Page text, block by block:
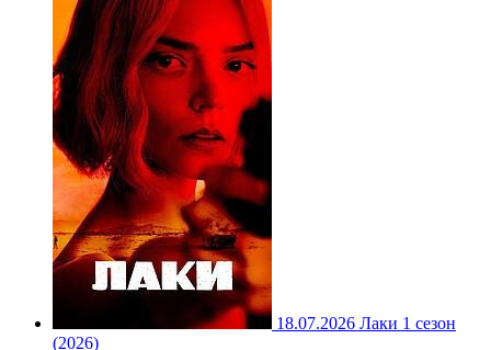
18.07.2026 Лаки 1 сезон
(2026)